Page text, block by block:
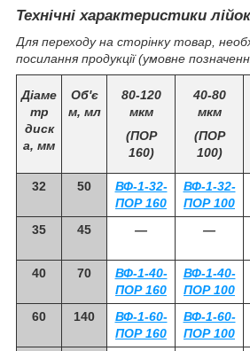
Технічні характеристики
Для переходу на сторінку товар,
посилання продукції (умовне
Діаме
тр
диск
а, мм
Об'є
м, мл
80-120
мкм
(ПОР
160)
40-80
мкм
(ПОР
100)
32 50
ВФ-1-32-
ПОР 160
ВФ-1-32-
ПОР 100
35
45 ― ―
40 70
ВФ-1-40-
ПОР 160
ВФ-1-40-
ПОР 100
60
140
ВФ-1-60-
ПОР 160
ВФ-1-60-
ПОР 100